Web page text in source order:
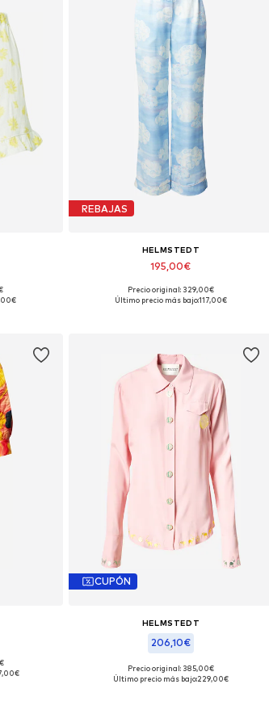
REBAJAS
HELMSTEDT
195,00€
Tallas disponibles: 42
Precio original: 329,00€
Último precio más bajo:117,00€
CUPÓN
HELMSTEDT
206,10€
Tallas disponibles: XS
Precio original: 385,00€
Último precio más bajo:229,00€